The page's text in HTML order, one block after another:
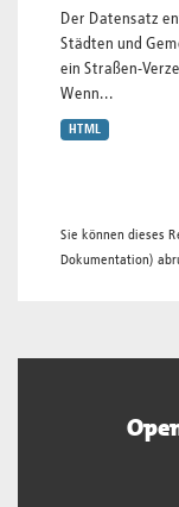
Der Datensatz
Städten und
ein Straßen-
Wenn...
HTML
Sie können dieses
Dokumentation)